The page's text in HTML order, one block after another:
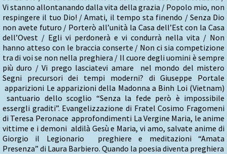
Vi stanno allontanando dalla vita della grazia / Popolo mio, non
respingere il tuo Dio! / Amati, il tempo sta finendo / Senza Dio
non avete futuro / Porterò all’unità la Casa dell’Est con la Casa
dell’Ovest / Egli vi perdonerà e vi condurrà nella vita / Non
hanno atteso con le braccia conserte / Non ci sia competizione
tra di voi se non nella preghiera / Il cuore degli uomini è sempre
più duro / Vi prego lasciatevi amare nel mondo del mistero
Segni precursori dei tempi moderni? di Giuseppe Portale
apparizioni Le apparizioni della Madonna a Binh Loi (Vietnam)
santuario dello scoglio “Senza la fede però è impossibile
essergli graditi”. Evangelizzazione di Fratel Cosimo Fragomeni
di Teresa Peronace approfondimenti La Vergine Maria, le anime
vittime e i demoni aldilà Gesù e Maria, vi amo, salvate anime di
Giorgio il Legionario preghiere e meditazioni “Amata
Presenza” di Laura Barbiero. Quando la poesia diventa preghiera